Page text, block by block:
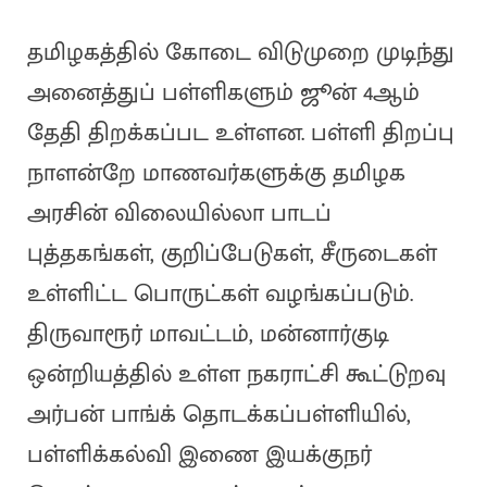
தமிழகத்தில் கோடை விடுமுறை முடிந்து
அனைத்துப் பள்ளிகளும் ஜூன் 4ஆம்
தேதி திறக்கப்பட உள்ளன. பள்ளி திறப்பு
நாளன்றே மாணவர்களுக்கு தமிழக
அரசின் விலையில்லா பாடப்
புத்தகங்கள், குறிப்பேடுகள், சீருடைகள்
உள்ளிட்ட பொருட்கள் வழங்கப்படும்.
திருவாரூர் மாவட்டம், மன்னார்குடி
ஒன்றியத்தில் உள்ள நகராட்சி கூட்டுறவு
அர்பன் பாங்க் தொடக்கப்பள்ளியில்,
பள்ளிக்கல்வி இணை இயக்குநர்